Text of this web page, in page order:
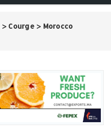
> Courge > Morocco